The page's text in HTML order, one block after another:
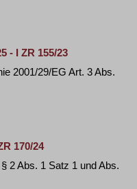
- I ZR 155/23
2001/29/EG Art. 3 Abs.
170/24
2 Abs. 1 Satz 1 und Abs.